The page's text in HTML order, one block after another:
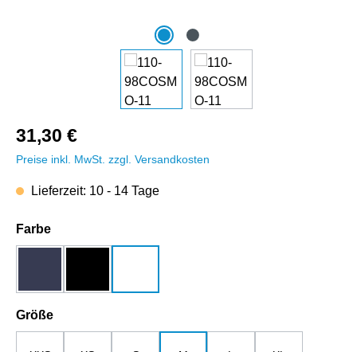
31,30 €
Preise inkl. MwSt. zzgl. Versandkosten
Lieferzeit: 10 - 14 Tage
Farbeauswählen
Größeauswählen